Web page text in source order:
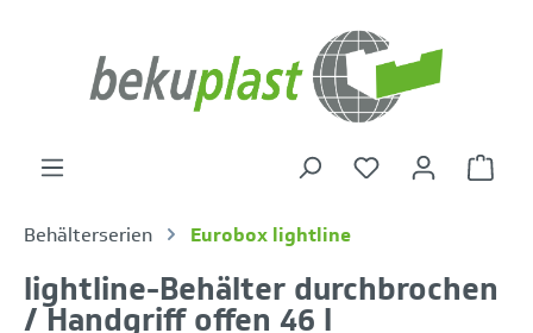
Behälterserien Eurobox lightline
lightline-Behälter durchbrochen
/ Handgriff offen 46 l